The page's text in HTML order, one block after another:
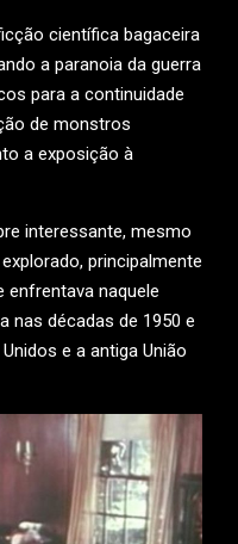
científica bagaceira
a paranoia da guerra
para a continuidade
de monstros
a exposição à
interessante, mesmo
principalmente
enfrentava naquele
nas décadas de 1950 e
e a antiga União